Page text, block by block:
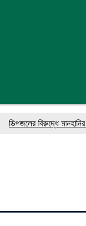
বিরুদ্ধে মানহানির মামলা